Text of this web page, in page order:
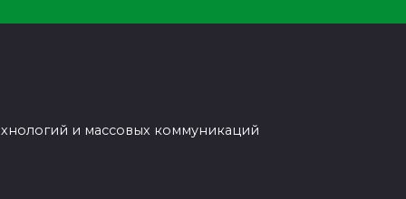
и массовых коммуникаций